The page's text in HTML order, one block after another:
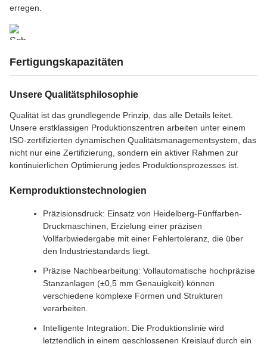
erregen.
Fertigungskapazitäten
Unsere Qualitätsphilosophie
Qualität ist das grundlegende Prinzip, das alle Details leitet.
Unsere erstklassigen Produktionszentren arbeiten unter einem
ISO-zertifizierten dynamischen Qualitätsmanagementsystem, das
nicht nur eine Zertifizierung, sondern ein aktiver Rahmen zur
kontinuierlichen Optimierung jedes Produktionsprozesses ist.
Kernproduktionstechnologien
Präzisionsdruck: Einsatz von Heidelberg-Fünffarben-
Druckmaschinen, Erzielung einer präzisen
Vollfarbwiedergabe mit einer Fehlertoleranz, die über
den Industriestandards liegt.
Präzise Nachbearbeitung: Vollautomatische hochpräzise
Stanzanlagen (±0,5 mm Genauigkeit) können
verschiedene komplexe Formen und Strukturen
verarbeiten.
Intelligente Integration: Die Produktionslinie wird
letztendlich in einem geschlossenen Kreislauf durch ein